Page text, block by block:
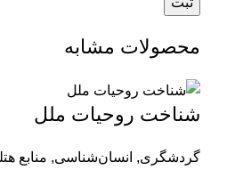
محصولات مشابه
شناخت روحیات ملل
گردشگری, انسان‌شناسی, منابع